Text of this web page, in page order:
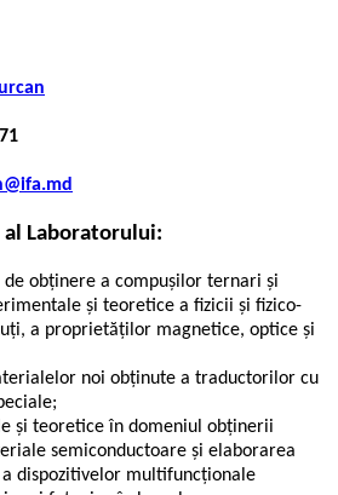
Laboratorului:
obținere a compușilor ternari și
și teoretice a fizicii și fizico-
a proprietăților magnetice, optice și
noi obținute a traductorilor cu
și teoretice în domeniul obținerii
semiconductoare și elaborarea
dispozitivelor multifuncționale